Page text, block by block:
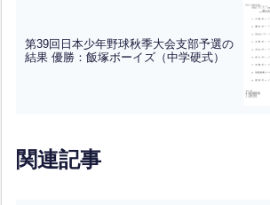
第39回日本少年野球秋季大会支部予選の
結果 優勝：飯塚ボーイズ（中学硬式）
関連記事